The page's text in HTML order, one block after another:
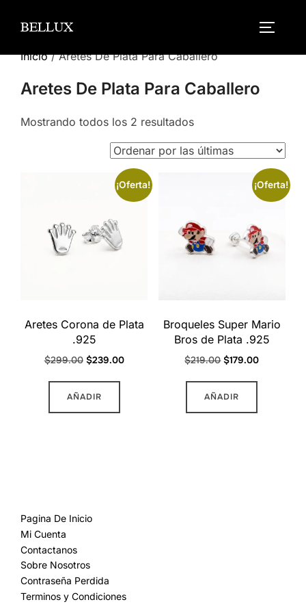
BELLUX
Inicio/ Aretes De Plata Para Caballero
Aretes De Plata Para Caballero
Mostrando todos los 2 resultadosSorted
by
latest
¡Oferta!
Aretes Corona de Plata
.925
$299.00 Original
was:
$239.00Current
AÑADIR
¡Oferta!
Broqueles Super Mario
Bros de Plata .925
$219.00 Original
was:
$179.00Current
AÑADIR
Pagina De Inicio
Mi Cuenta
Contactanos
Sobre Nosotros
Contraseña Perdida
Terminos y Condiciones